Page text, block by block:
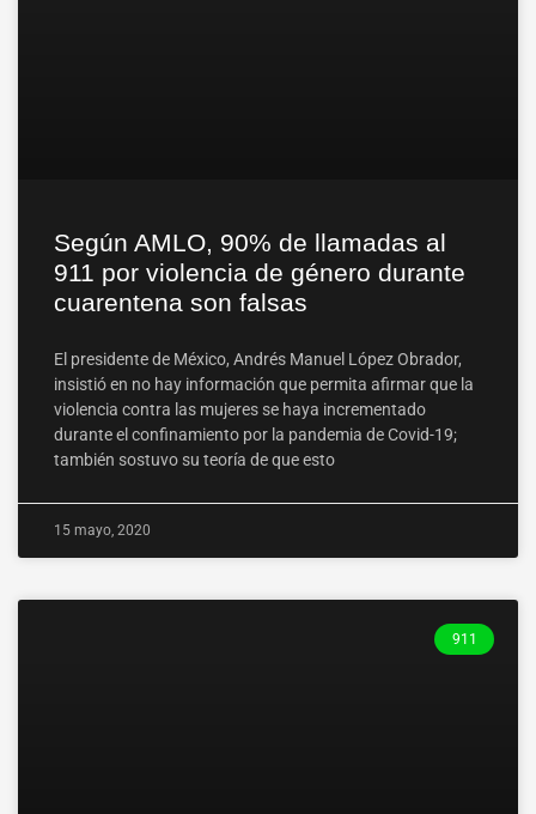
Según AMLO, 90% de llamadas al
911 por violencia de género durante
cuarentena son falsas
El presidente de México, Andrés Manuel López Obrador,
insistió en no hay información que permita afirmar que la
violencia contra las mujeres se haya incrementado
durante el confinamiento por la pandemia de Covid-19;
también sostuvo su teoría de que esto
15 mayo, 2020
911